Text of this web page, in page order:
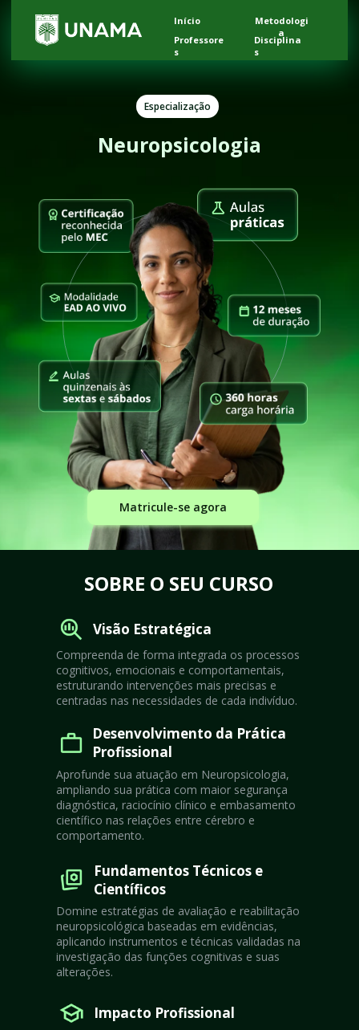
Neuropsicologia
Especialização
Matricule-se agora
Disciplina
s
Início
Metodologi
a
Professore
s
SOBRE O SEU CURSO
Visão Estratégica
Desenvolvimento da Prática
Profissional
Fundamentos Técnicos e
Científicos
Impacto Profissional
Aprofunde sua atuação em Neuropsicologia,
ampliando sua prática com maior segurança
diagnóstica, raciocínio clínico e embasamento
científico nas relações entre cérebro e
comportamento.
Domine estratégias de avaliação e reabilitação
neuropsicológica baseadas em evidências,
aplicando instrumentos e técnicas validadas na
investigação das funções cognitivas e suas
alterações.
Compreenda de forma integrada os processos
cognitivos, emocionais e comportamentais,
estruturando intervenções mais precisas e
centradas nas necessidades de cada indivíduo.